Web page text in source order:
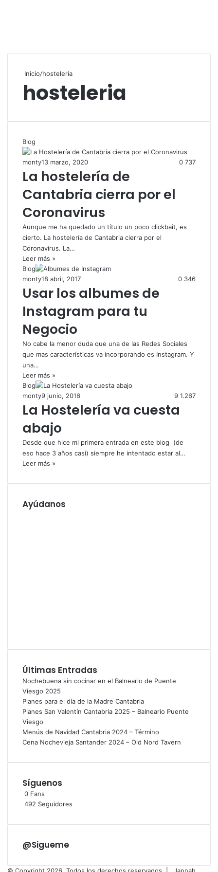
Inicio/hosteleria
hosteleria
Blog
monty13 marzo, 2020 0 737
La hostelería de
Cantabria cierra por el
Coronavirus
Aunque me ha quedado un título un poco clickbait, es
cierto. La hostelería de Cantabria cierra por el
Coronavirus. La…
Leer más »
Blog
monty18 abril, 2017 0 346
Usar los albumes de
Instagram para tu
Negocio
No cabe la menor duda que una de las Redes Sociales
que mas características va incorporando es Instagram. Y
una…
Leer más »
Blog
monty9 junio, 2016 9 1.267
La Hostelería va cuesta
abajo
Desde que hice mi primera entrada en este blog (de
eso hace 3 años casi) siempre he intentado estar al…
Leer más »
Ayúdanos
Últimas Entradas
Nochebuena sin cocinar en el Balneario de Puente
Viesgo 2025
Planes para el día de la Madre Cantabria
Planes San Valentín Cantabria 2025 – Balneario Puente
Viesgo
Menús de Navidad Cantabria 2024 – Término
Cena Nochevieja Santander 2024 – Old Nord Tavern
Síguenos
0 Fans
492 Seguidores
@Sigueme